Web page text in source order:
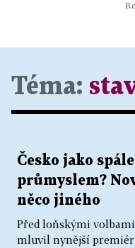
Téma:
Česko jako
průmyslem?
něco jiného
Před loňskými
mluvil nynější premiér